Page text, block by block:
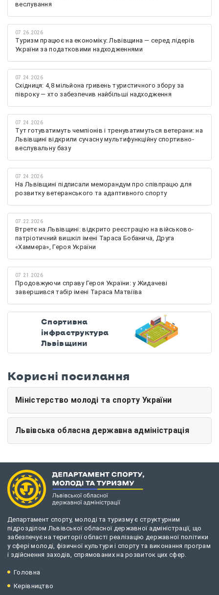
веслування
07.26.2026
Туризм працює на економіку: Львівщина — серед лідерів
України за податковими надходженнями
07.24.2026
Східниця: 4,8 мільйона гривень туристичного збору за
півроку — хто забезпечив найбільші надходження
07.24.2026
Тут готуватимуть чемпіонів і тренуватимуться ветерани: на
Львівщині відкрили сучасну мультифункційну спортивно-
веслувальну базу
07.24.2026
На Львівщині підписали меморандум про співпрацю для
розвитку ветеранського та адаптивного спорту
07.22.2026
Втретє на Львівщині: відкрито реєстрацію на військово-
патріотичний вишкіл імені Тараса Бобанича, Друга
«Хаммера», Героя України
07.21.2026
Продовжуючи справу Героя України: у Жидачеві
завершився табір імені Тараса Матвіїва
Спортивна
інфраструктура
Львівщини
Корисні посилання
Міністерство молоді та спорту України
Львівська обласна державна адміністрація
Департамент спорту, молоді та туризму є структурним
підрозділом Львівської обласної державної адміністрації, що
забезпечує на території області реалізацію державної політики
у сфері молоді, фізичної культури і спорту та виконання програм
і здійснення заходів, спрямованих на розвиток цих сфер.
Головна
Керівництво